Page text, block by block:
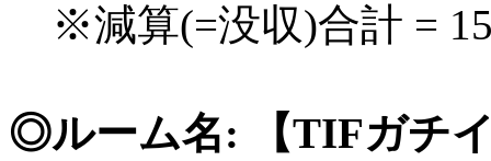
※減算(=没収)合計 =
◎ルーム名: 【TIFガチ